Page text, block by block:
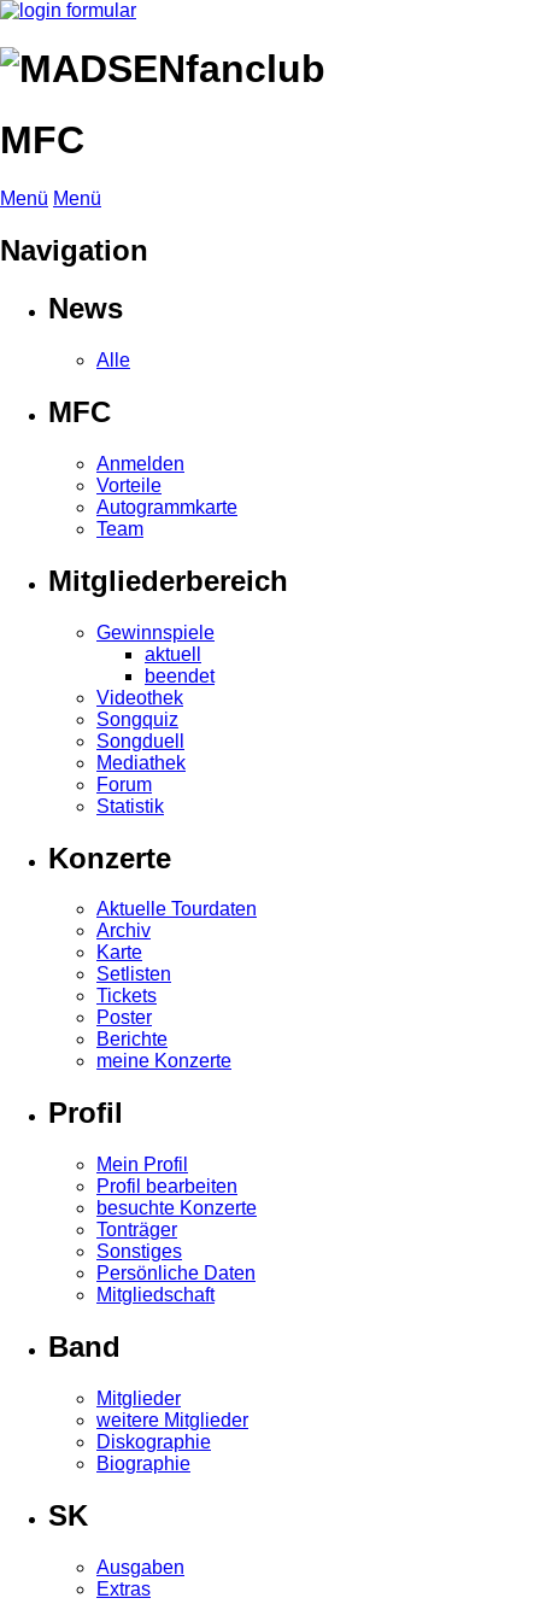
MFC
Menü Menü
Navigation
News
Alle
MFC
Anmelden
Vorteile
Autogrammkarte
Team
Mitgliederbereich
Gewinnspiele
aktuell
beendet
Videothek
Songquiz
Songduell
Mediathek
Forum
Statistik
Konzerte
Aktuelle Tourdaten
Archiv
Karte
Setlisten
Tickets
Poster
Berichte
meine Konzerte
Profil
Mein Profil
Profil bearbeiten
besuchte Konzerte
Tonträger
Sonstiges
Persönliche Daten
Mitgliedschaft
Band
Mitglieder
weitere Mitglieder
Diskographie
Biographie
SK
Ausgaben
Extras